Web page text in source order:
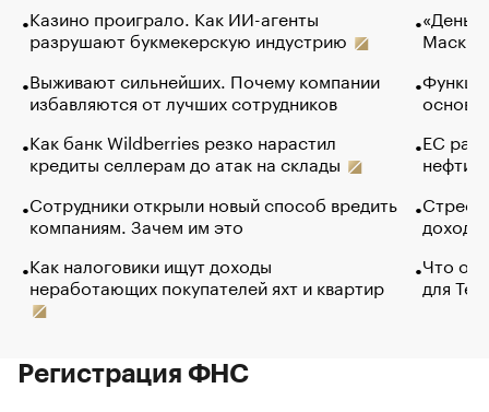
Казино проиграло. Как ИИ-агенты
разрушают букмекерскую индустрию
Выживают сильнейших. Почему компании
избавляются от лучших сотрудников
Как банк Wildberries резко нарастил
кредиты селлерам до атак на склады
Сотрудники открыли новый способ вредить
компаниям. Зачем им это
Как налоговики ищут доходы
неработающих покупателей яхт и квартир
Маск в
основ
ЕС
нефти
Что
для
Регистрация ФНС